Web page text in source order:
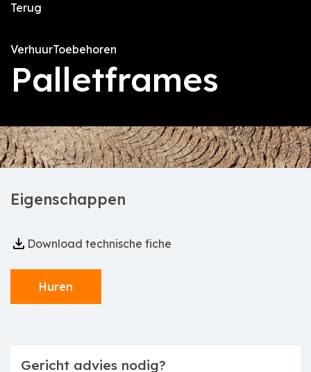
Terug
VerhuurToebehoren
Palletframes
Eigenschappen
Download technische fiche
Huren
Gericht advies nodig?